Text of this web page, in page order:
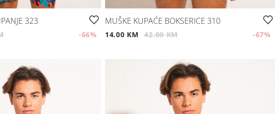
323
-66%
MUŠKE KUPAĆE BOKSERICE 310
14.00 KM 42.00 KM -67%